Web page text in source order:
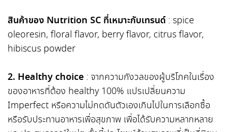
สินค้าของ Nutrition SC ที่เหมาะกับเทรนด์ : spice
oleoresin, floral flavor, berry flavor, citrus flavor,
hibiscus powder
2. Healthy choice : จากความกังวลของผู้บริโภคในเรื่อง
ของอาหารที่ต้อง healthy 100% แปรเปลี่ยนความ
Imperfect หรือความไม่กดดันตัวเองเกินไปในการเลือกซื้อ
หรือรับประทานอาหารเพื่อสุขภาพ เพื่อได้รับความหลากหลาย